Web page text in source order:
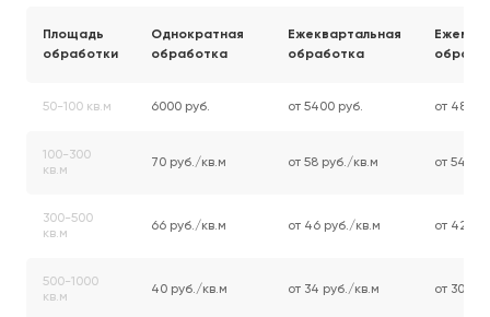
Площадь
обработки
Однократная
обработка
Ежеквартальная
обработка
50-100 кв.м 6000 руб. от 5400 руб. от 4800
100-300
кв.м
70 руб./кв.м от 58 руб./кв.м от 54
300-500
кв.м
66 руб./кв.м от 46 руб./кв.м от 42
500-1000
кв.м
40 руб./кв.м от 34 руб./кв.м от 30